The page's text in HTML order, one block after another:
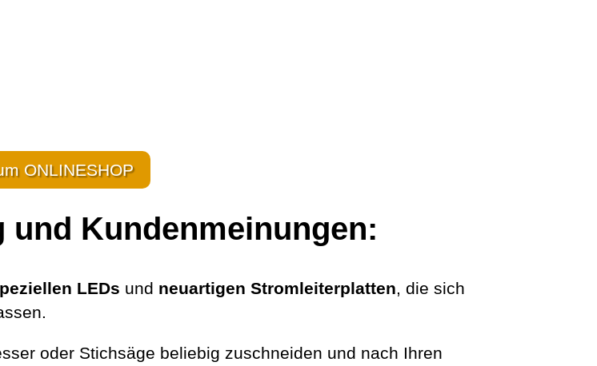
ONLINESHOP
Kundenmeinungen:
LEDs und neuartigen Stromleiterplatten , die sich
oder Stichsäge beliebig zuschneiden und nach Ihren